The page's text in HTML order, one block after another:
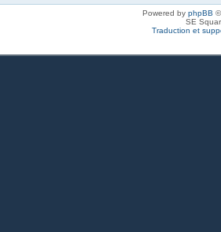
Powered by phpBB
SE
Traduction et